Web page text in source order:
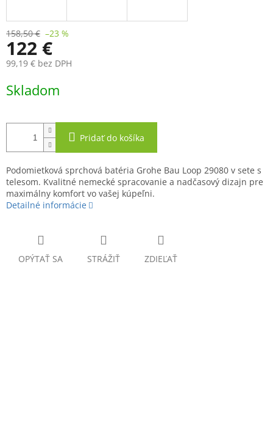
158,50 € –23 %
122 €
99,19 € bez DPH
cena:
Skladom
Pridať do košíka
Podomietková sprchová batéria Grohe Bau Loop 29080 v sete s
telesom. Kvalitné nemecké spracovanie a nadčasový dizajn pre
maximálny komfort vo vašej kúpeľni.
Detailné informácie
OPÝTAŤ SA STRÁŽIŤ ZDIEĽAŤ